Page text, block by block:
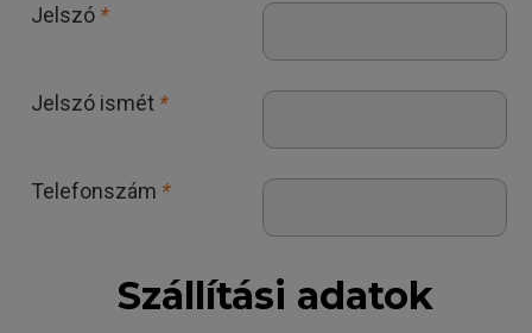
Jelszó *
Jelszó ismét *
Telefonszám *
Szállítási adatok